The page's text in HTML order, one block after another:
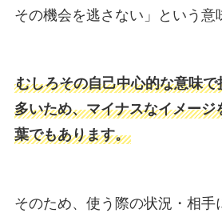
その機会を逃さない」という意
むしろその自己中心的な意味
多いため、マイナスなイメージ
葉でもあります。
そのため、使う際の状況・相手